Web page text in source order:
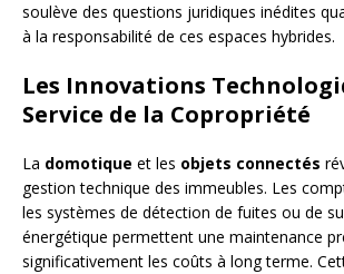
soulève des questions juridiques inédites
à la responsabilité de ces espaces hybrides.
Les Innovations
Service de la Copropriété
La domotique et les objets connectés
gestion technique des immeubles. Les
les systèmes de détection de fuites ou de
énergétique permettent une maintenance
significativement les coûts à long terme.